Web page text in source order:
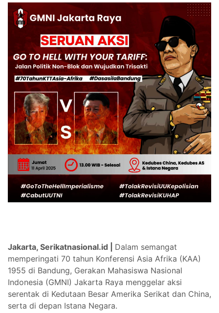
Jakarta, Serikatnasional.id | Dalam semangat
memperingati 70 tahun Konferensi Asia Afrika (KAA)
1955 di Bandung, Gerakan Mahasiswa Nasional
Indonesia (GMNI) Jakarta Raya menggelar aksi
serentak di Kedutaan Besar Amerika Serikat dan China,
serta di depan Istana Negara.